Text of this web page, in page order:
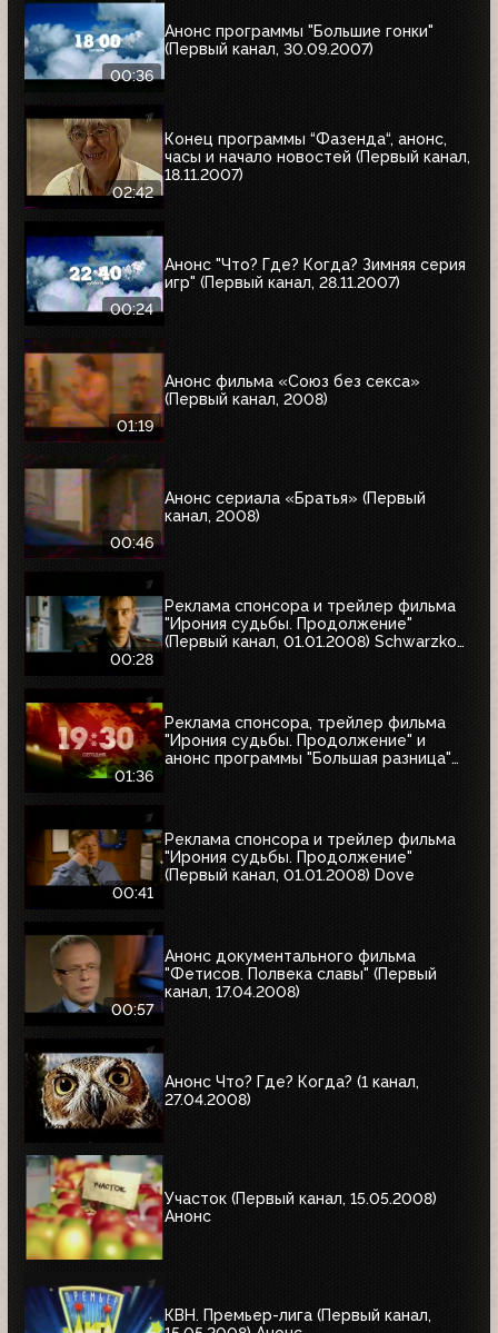
00:36
Анонс программы "Большие гонки"
(Первый канал, 30.09.2007)
02:42
Конец программы “Фазенда“, анонс,
часы и начало новостей (Первый канал,
18.11.2007)
00:24
Анонс "Что? Где? Когда? Зимняя серия
игр" (Первый канал, 28.11.2007)
01:19
Анонс фильма «Союз без секса»
(Первый канал, 2008)
00:46
Анонс сериала «Братья» (Первый
канал, 2008)
00:28
Реклама спонсора и трейлер фильма
"Ирония судьбы. Продолжение"
(Первый канал, 01.01.2008) Schwarzkopf
01:36
Реклама спонсора, трейлер фильма
"Ирония судьбы. Продолжение" и
анонс программы "Большая разница"
00:41
Реклама спонсора и трейлер фильма
"Ирония судьбы. Продолжение"
(Первый канал, 01.01.2008) Dove
00:57
Анонс документального фильма
"Фетисов. Полвека славы" (Первый
канал, 17.04.2008)
Анонс Что? Где? Когда? (1 канал,
27.04.2008)
Участок (Первый канал, 15.05.2008)
Анонс
КВН. Премьер-лига (Первый канал,